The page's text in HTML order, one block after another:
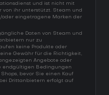
und ist nicht mit
von ihr unterstützt. Steam und
oder eingetragene Marken der
Daten von Steam und
nur zu
keine Produkte oder
Gewähr für die Richtigkeit,
Angebote oder
endgültigen Bedingungen
bevor Sie einen Kauf
Drittanbietern erfolgt auf